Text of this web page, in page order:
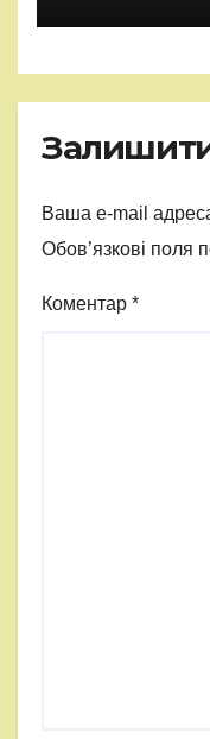
Ваша e-mail
Обов’язкові поля
Коментар *